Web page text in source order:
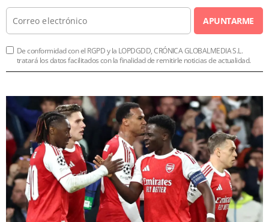
APUNTARME
De conformidad con el RGPD y la LOPDGDD, CRÓNICA GLOBALMEDIA S.L.
tratará los datos facilitados con la finalidad de remitirle noticias de actualidad.